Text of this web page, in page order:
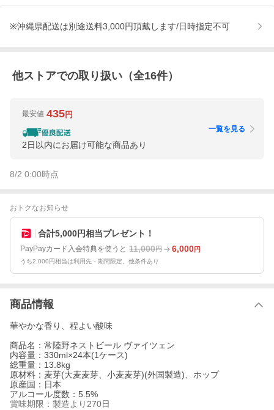
※沖縄県配送は別途送料3,000円頂戴します/日時指定不可
他ストアでの取り扱い（全16件）
最安値 435円
2日以内にお届け可能な商品あり
一覧を見る
8/2 0:00時点
おトクなお知らせ
合計5,000円相当プレゼント！
PayPayカード入会特典を使うと 11,000円 6,000円
うち2,000円相当は利用先・期間限定。他条件あり
商品情報
華やかな香り、程よい酸味
商品名：常陸野ネストビール ヴァイツェン
内容量：330ml×24本(1ケース)
総重量：13.8kg
原材料：麦芽(大麦麦芽、小麦麦芽)(外国製造)、ホップ
原産国：日本
アルコール度数：5.5%
賞味期限：製造より270日